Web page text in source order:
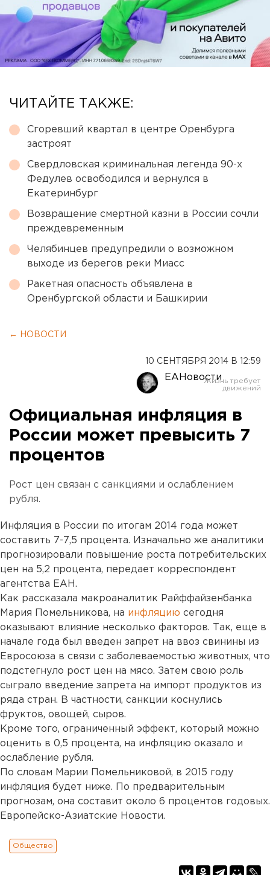
ЧИТАЙТЕ ТАКЖЕ:
Сгоревший квартал в центре Оренбурга
застроят
Свердловская криминальная легенда 90-х
Федулев освободился и вернулся в
Екатеринбург
Возвращение смертной казни в России сочли
преждевременным
Челябинцев предупредили о возможном
выходе из берегов реки Миасс
Ракетная опасность объявлена в
Оренбургской области и Башкирии
← НОВОСТИ
10 СЕНТЯБРЯ 2014 В 12:59
ЕАНовости
Официальная инфляция в
России может превысить 7
процентов
Рост цен связан с санкциями и ослаблением
рубля.
Инфляция в России по итогам 2014 года может
составить 7-7,5 процента. Изначально же аналитики
прогнозировали повышение роста потребительских
цен на 5,2 процента, передает корреспондент
агентства ЕАН.
Как рассказала макроаналитик Райффайзенбанка
Мария Помельникова, на инфляцию сегодня
оказывают влияние несколько факторов. Так, еще в
начале года был введен запрет на ввоз свинины из
Евросоюза в связи с заболеваемостью животных, что
подстегнуло рост цен на мясо. Затем свою роль
сыграло введение запрета на импорт продуктов из
ряда стран. В частности, санкции коснулись
фруктов, овощей, сыров.
Кроме того, ограниченный эффект, который можно
оценить в 0,5 процента, на инфляцию оказало и
ослабление рубля.
По словам Марии Помельниковой, в 2015 году
инфляция будет ниже. По предварительным
прогнозам, она составит около 6 процентов годовых.
Европейско-Азиатские Новости.
Общество